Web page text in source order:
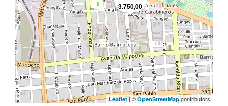
3.750,00
Leaflet| ©OpenStreetMapcontributors